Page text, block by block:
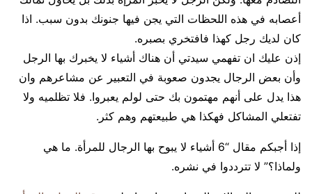
أعصابه في هذه اللحظات التي يجن فيها جنونك بدون سبب. اذا
كان لديك رجل كهذا فافتخري بصبره.
إذن عليك ان تفهمي سيدتي أن هناك أشياء لا يخبرك بها الرجل
وأن بعض الرجال يجدون صعوبة في التعبير عن مشاعرهم وان
هذا يدل على أنهم مهتمون بك حتى لولم يعبروا. فلا تظلميه ولا
تفتعلي المشاكل فهكذا هي طبيعتهم وهم كثر.
إذا أجبكم مقال “6 أشياء لا يبوح بها الرجال للمرأة. ما هي
ولماذا؟” لا تترددوا في نشره.